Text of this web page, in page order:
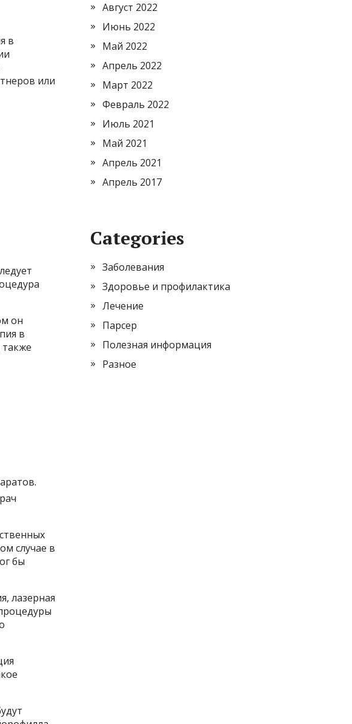
в
или
он
в
также
случае в
бы
лазерная
Август 2022
Июнь 2022
Май 2022
Апрель 2022
Март 2022
Февраль 2022
Июль 2021
Май 2021
Апрель 2021
Апрель 2017
Categories
Заболевания
Здоровье и профилактика
Лечение
Парсер
Полезная информация
Разное